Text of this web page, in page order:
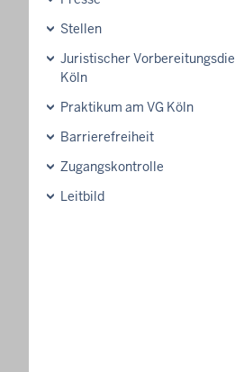
Stellen
Juristischer
Köln
Praktikum am VG Köln
Barrierefreiheit
Zugangskontrolle
Leitbild